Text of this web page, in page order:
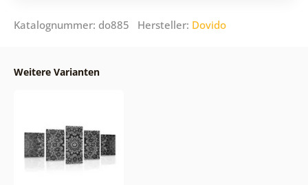
Katalognummer: do885 Hersteller: Dovido
Weitere Varianten